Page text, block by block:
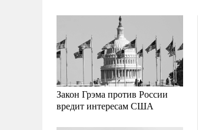
Закон Грэма против России
вредит интересам США